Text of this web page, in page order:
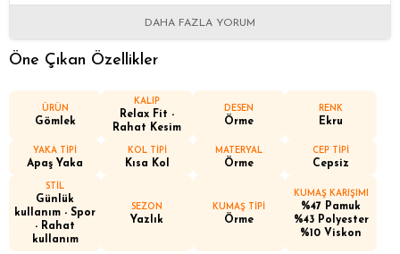
DAHA FAZLA YORUM
Öne Çıkan Özellikler
ÜRÜN
Gömlek
KALIP
Relax Fit -
Rahat Kesim
DESEN
Örme
RENK
Ekru
YAKA TİPİ
Apaş Yaka
KOL TİPİ
Kısa Kol
MATERYAL
Örme
CEP TİPİ
Cepsiz
STİL
Günlük
kullanım - Spor
- Rahat
kullanım
SEZON
Yazlık
KUMAŞ TİPİ
Örme
KUMAŞ KARIŞIMI
%47 Pamuk
%43 Polyester
%10 Viskon